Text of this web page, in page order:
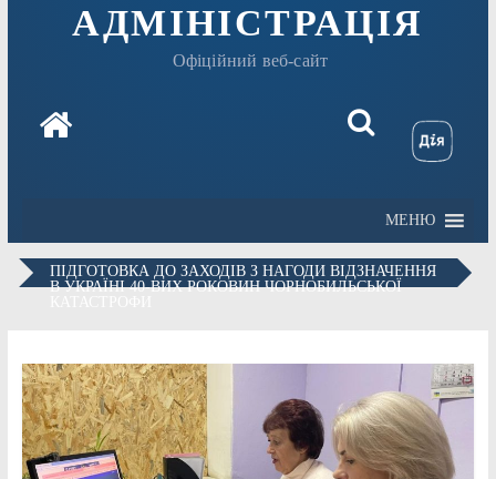
АДМІНІСТРАЦІЯ
Офіційний веб-сайт
МЕНЮ
ПІДГОТОВКА ДО ЗАХОДІВ З НАГОДИ ВІДЗНАЧЕННЯ
В УКРАЇНІ 40-ВИХ РОКОВИН ЧОРНОБИЛЬСЬКОЇ